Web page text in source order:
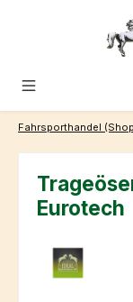
Zum Hauptinhalt
Fahrsporthandel
Eurotech